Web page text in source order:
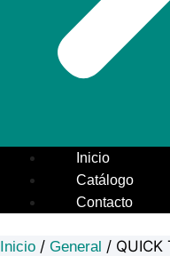
Inicio
Catálogo
Contacto
Inicio / General /